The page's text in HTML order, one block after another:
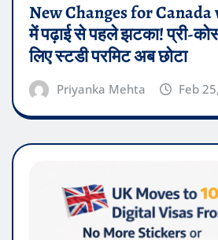
New Changes for Canada
में पढ़ाई से पहले झटका! प्री-
लिए स्टडी परमिट अब छोटा
Priyanka Mehta Feb